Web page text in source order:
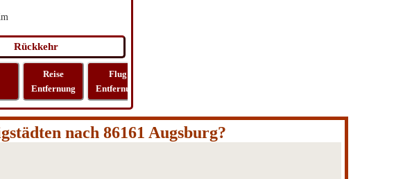
Reise
Entfernung
Flug
Entfernung
nach 86161 Augsburg?